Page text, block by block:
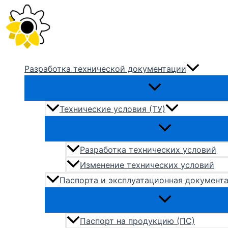
Перейти
к
содержимому
Разработка технической документации
Технические условия (ТУ)
Разработка технических условий
Изменение технических условий
Паспорта и эксплуатационная
Паспорт на продукцию (ПС)